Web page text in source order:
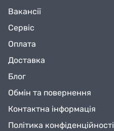
Вакансії
Сервіс
Оплата
Доставка
Блог
Обмін та повернення
Контактна інформація
Політика конфіденційності